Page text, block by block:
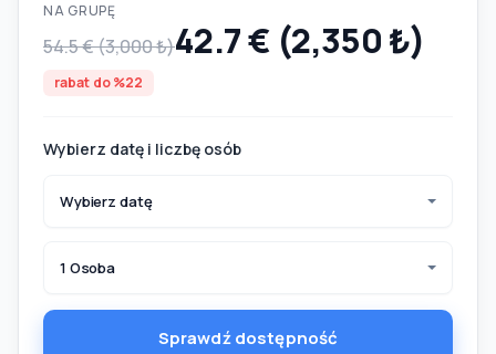
NA GRUPĘ
54.5 € (3,000 ₺)42.7 € (2,350 ₺)
rabat do %22
Wybierz datę i liczbę osób
Wybierz datę
1 Osoba
Sprawdź dostępność